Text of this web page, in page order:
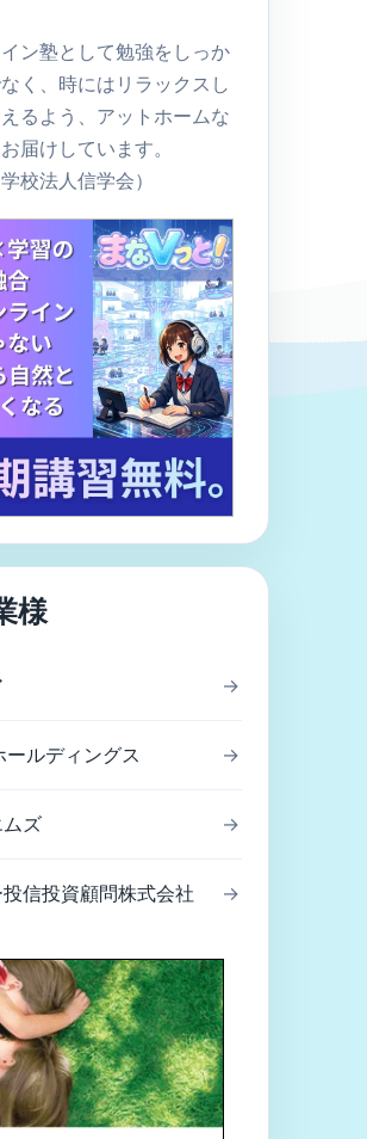
ン塾として勉強をしっか
く、時にはリラックスし
るよう、アットホームな
届けしています。
校法人信学会）
様
→
ルディングス →
ズ →
信投資顧問株式会社 →